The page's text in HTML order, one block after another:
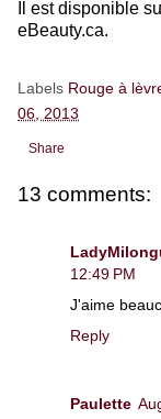
Il est disponible
eBeauty.ca.
Labels Rouge à
06, 2013
Share
13 comments:
12:49 PM
J'aime
Reply
Paulette